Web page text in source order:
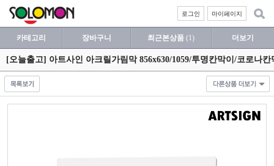
마이페이지
로그인
카테고리 장바구니 최근본상품 (1) 더보기
[오늘출고] 아트사인 아크릴가림막 856x630/1059/투명칸막이/코로나